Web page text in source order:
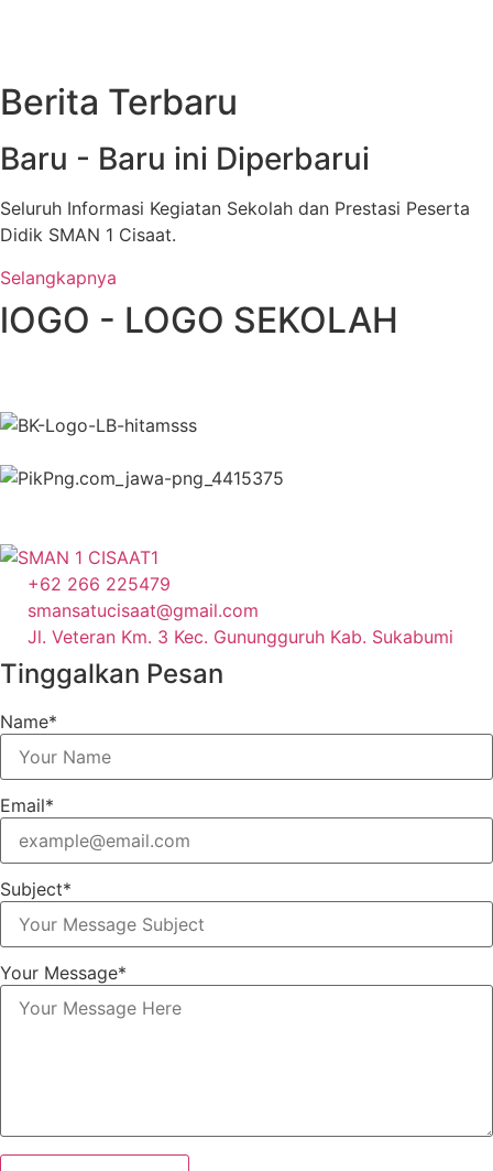
Berita Terbaru
Baru - Baru ini Diperbarui
Seluruh Informasi Kegiatan Sekolah dan Prestasi Peserta
Didik SMAN 1 Cisaat.
Selangkapnya
lOGO - LOGO SEKOLAH
+62 266 225479
smansatucisaat@gmail.com
Jl. Veteran Km. 3 Kec. Gunungguruh Kab. Sukabumi
Tinggalkan Pesan
Name*
Email*
Subject*
Your Message*